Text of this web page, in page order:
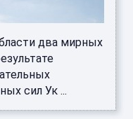
два мирных
сил Ук ...